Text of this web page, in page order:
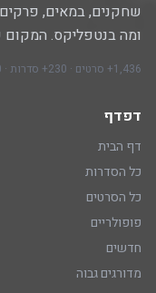
שחקנים, במאים, פרקים
ומה בנטפליקס. המקום
1,436+ סרטים · 230+ סדרות · 12,000+ פרקים
דפדף
דף הבית
כל הסדרות
כל הסרטים
פופולריים
חדשים
מדורגים גבוה